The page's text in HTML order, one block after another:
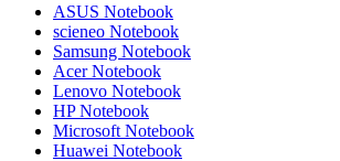
ASUS Notebook
scieneo Notebook
Samsung Notebook
Acer Notebook
Lenovo Notebook
HP Notebook
Microsoft Notebook
Huawei Notebook